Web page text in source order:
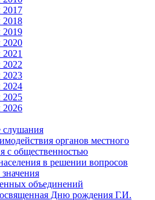
органов местного
с общественностью
в решении вопросов
объединений
Дню рождения Г.И.